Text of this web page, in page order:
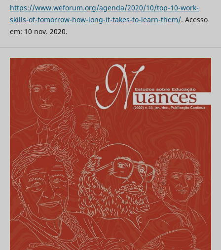
https://www.weforum.org/agenda/2020/10/top-10-work-
skills-of-tomorrow-how-long-it-takes-to-learn-them/. Acesso
em: 10 nov. 2020.